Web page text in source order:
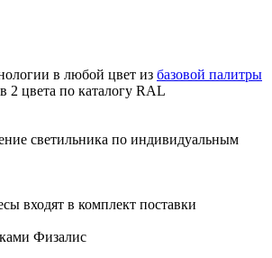
в любой цвет из базовой палитры
2 цвета по каталогу RAL
светильника по индивидуальным
входят в комплект поставки
Физалис